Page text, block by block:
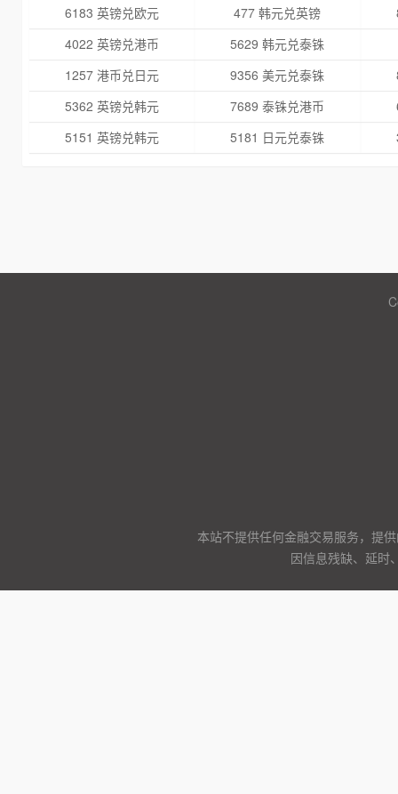
6183 英镑兑欧元 477 韩元兑英镑
4022 英镑兑港币
5629 韩元兑泰铢
1257 港币兑日元
9356 美元兑泰铢
5362 英镑兑韩元
7689 泰铢兑港币
5151 英镑兑韩元
5181 日元兑泰铢
本站不提供任何金融交易服务，提
因信息残缺、延时